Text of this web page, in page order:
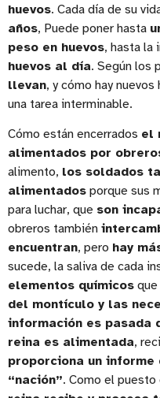
huevos. Cada día de su
años, Puede poner hasta
peso en huevos, hasta la
huevos al día. Según los
llevan, y cómo hay
una tarea interminable.
Cómo están encerrados el
alimentados por
alimento, los soldados
alimentados porque sus
para luchar, que son
obreros también
encuentran, pero hay
sucede, la saliva de cada
elementos químicos
del montículo y las
información es pasada
reina es alimentada,
proporciona un
“nación”. Como el